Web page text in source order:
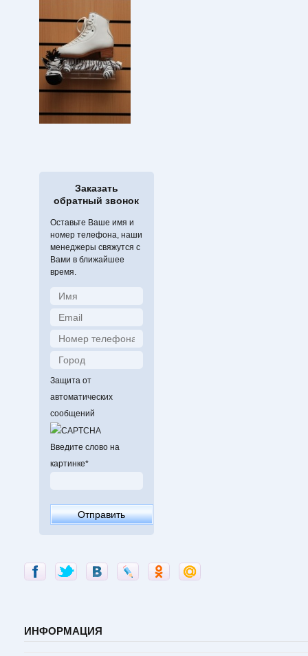
Заказать
обратный звонок
Оставьте Ваше имя и
номер телефона, наши
менеджеры свяжутся с
Вами в ближайшее
время.
Защита от
автоматических
сообщений
Введите слово на
картинке*
ИНФОРМАЦИЯ